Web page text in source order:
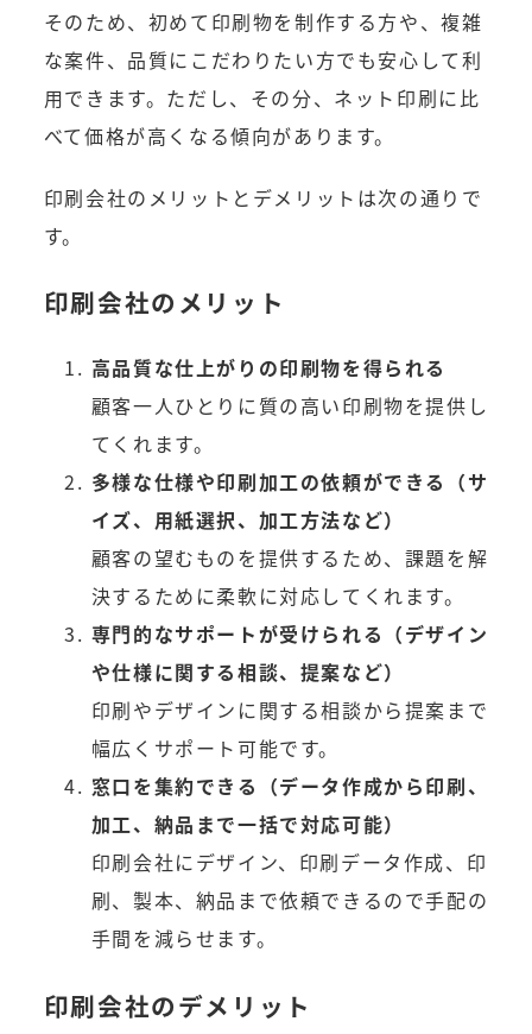
そのため、初めて印刷物を制作する方や、複雑
な案件、品質にこだわりたい方でも安心して利
用できます。ただし、その分、ネット印刷に比
べて価格が高くなる傾向があります。
印刷会社のメリットとデメリットは次の通りで
す。
印刷会社のメリット
高品質な仕上がりの印刷物を得られる
顧客一人ひとりに質の高い印刷物を提供し
てくれます。
多様な仕様や印刷加工の依頼ができる（サ
イズ、用紙選択、加工方法など）
顧客の望むものを提供するため、課題を解
決するために柔軟に対応してくれます。
専門的なサポートが受けられる（デザイン
や仕様に関する相談、提案など）
印刷やデザインに関する相談から提案まで
幅広くサポート可能です。
窓口を集約できる（データ作成から印刷、
加工、納品まで一括で対応可能）
印刷会社にデザイン、印刷データ作成、印
刷、製本、納品まで依頼できるので手配の
手間を減らせます。
印刷会社のデメリット